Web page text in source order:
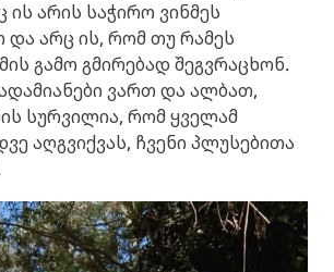
ის არის საჭირო ვინმეს
არც ის, რომ თუ რამეს
გამო გმირებად შეგვრაცხონ.
ვართ და ალბათ,
სურვილია, რომ ყველამ
აღგვიქვას, ჩვენი პლუსებითა